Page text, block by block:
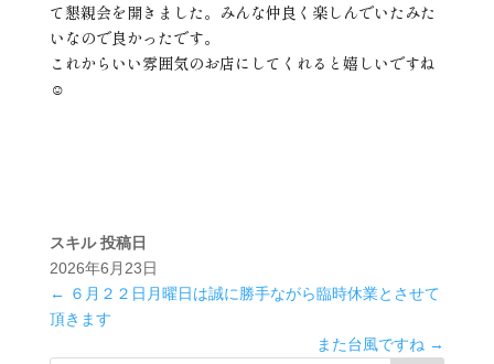
て懇親会を開きました。みんな仲良く楽しんでいたみた
いなので良かったです。
これからいい雰囲気のお店にしてくれると嬉しいですね
☺️
スキル 投稿日
2026年6月23日
← ６月２２日月曜日は誠に勝手ながら臨時休業とさせて
頂きます
また台風ですね →